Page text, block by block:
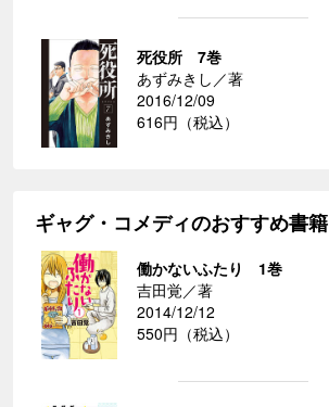
死役所 7巻
あずみきし／著
2016/12/09
616円（税込）
ギャグ・コメディのおすすめ書籍
働かないふたり 1巻
吉田覚／著
2014/12/12
550円（税込）